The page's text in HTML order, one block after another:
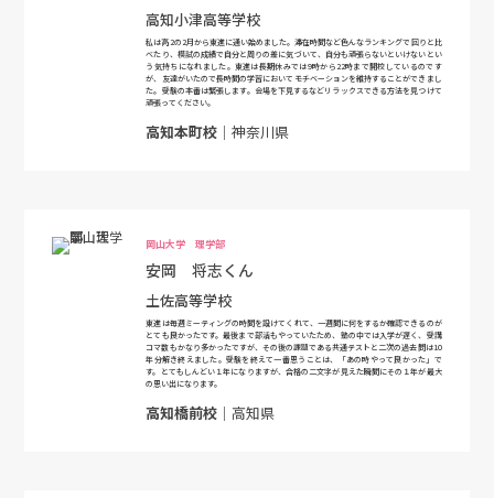
高知小津高等学校
私は高2の2月から東進に通い始めました。滞在時間など色んなランキングで回りと比
べたり、模試の成績で自分と周りの差に気づいて、自分も頑張らないといけないとい
う気持ちになれました。東進は長期休みでは9時から22時まで開校しているのです
が、友達がいたので長時間の学習においてモチベーションを維持することができまし
た。受験の本番は緊張します。会場を下見するなどリラックスできる方法を見つけて
頑張ってください。
高知本町校 ｜神奈川県
岡山大学 理学部
安岡 将志くん
土佐高等学校
東進は毎週ミーティングの時間を設けてくれて、一週間に何をするか確認できるのが
とても良かったです。最後まで部活もやっていたため、塾の中では入学が遅く、受講
コマ数もかなり多かったですが、その後の課題である共通テストと二次の過去問は10
年分解き終えました。受験を終えて一番思うことは、「あの時やって良かった」で
す。とてもしんどい１年になりますが、合格の二文字が見えた瞬間にその１年が最大
の思い出になります。
高知橋前校 ｜高知県